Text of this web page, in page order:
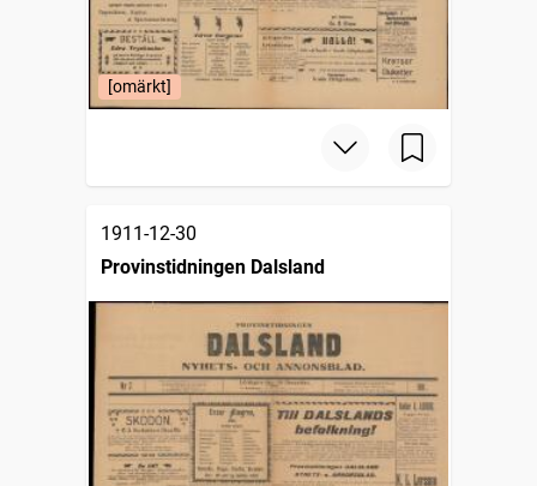
[omärkt]
1911-12-30
Provinstidningen Dalsland